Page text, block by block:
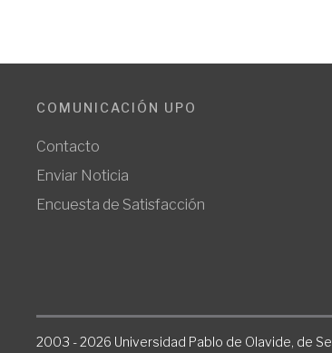
COMUNICACIÓN UPO
Contacto
Enviar Noticia
Encuesta de Satisfacción
2003 - 2026 Universidad Pablo de Olavide, de